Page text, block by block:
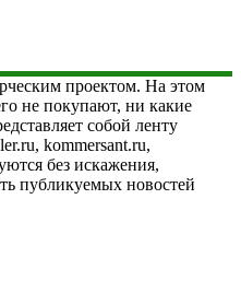
проектом. На этом
не покупают, ни какие
собой ленту
kommersant.ru,
без искажения,
публикуемых новостей